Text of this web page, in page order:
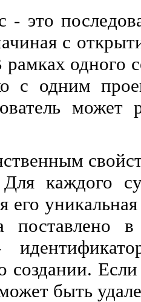
это
с
одного
с одним
может
Для каждого
его
поставлено в
создании.
быть